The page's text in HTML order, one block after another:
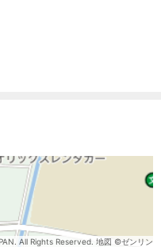
All Rights Reserved. 地図 ©ゼンリン